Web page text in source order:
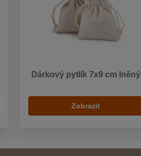
Dárkový pytlík 7x9 cm lněný
Zobrazit